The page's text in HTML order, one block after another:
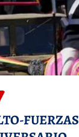
FUERZAS